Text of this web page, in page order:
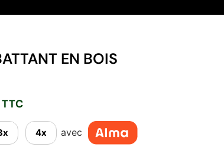
EN BOIS
4x avec